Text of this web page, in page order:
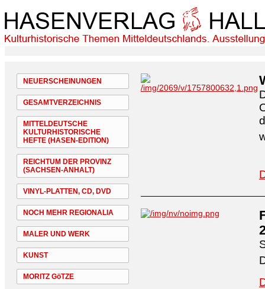
NEUERSCHEINUNGEN
GESAMTVERZEICHNIS
MITTELDEUTSCHE
KULTURHISTORISCHE
HEFTE (HASEN-EDITION)
REICHTUM DER PROVINZ
(SACHSEN-ANHALT)
VINYL-PLATTEN, CD, DVD
NOCH MEHR REGIONALIA
MALER UND WERK
KUNST
MORITZ GöTZE